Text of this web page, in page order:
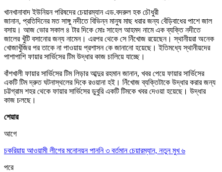
খানখানাবাদ ইউনিয়ন পরিষদের চেয়ারম্যান এড.বদরুল হক চৌধুরী
জানান, প্রতিদিনের মত সাঙ্গু নদীতে বিভিন্ন মানুষ মাছ ধরার জন্য বেঁড়িবাধের পাশে জাল
বসায়। আজ ভোর সকাল ৪ টার দিকে মোঃ সাহেল আহমদ নামে এক ব্যক্তি নদীতে
জালের খুঁটি বসানোর জন্য নামেন। এরপর থেকে সে নিঁখোজ রয়েছেন। স্থানীয়রা অনেক
খোজাখুঁজির পর তাকে না পাওয়ায় প্রশাসন কে জানানো হয়েছে। ইতিমধ্যে স্থানীয়দের
পাশাপাশি ফায়ার সার্ভিসের টিম উদ্ধার কাজ চালিয়ে যাচ্ছে।
বাঁশখালী ফায়ার সার্ভিসের টিম লিড়ার আব্দুর রহমান জানান, খবর পেয়ে ফায়ার সার্ভিসের
একটি টিম দ্রুত ঘটনাস্থলের দিকে রওয়ানা হই। নিঁখোজ ব্যক্তিটাকে উদ্ধার করার জন্য
চট্টগ্রাম শহর থেকে ফায়ার সার্ভিসের ডুবুরি একটি টিমকে খবর দেওয়া হয়েছে। উদ্ধার
কাজ চলছে।
শেয়ার
আগে
চকরিয়ায় আওয়ামী লীগের মনোনয়ন পাননি ৩ বর্তমান চেয়ারম্যান, নতুন মুখ ৬
পরে